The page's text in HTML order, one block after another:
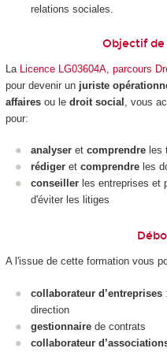
relations sociales.
Objectif
La Licence LG03604A, parcours
pour devenir un juriste
affaires ou le droit social
, vous
pour:
analyser et comprendre les
rédiger et comprendre les
conseiller les entreprises et
d'éviter les litiges
A l'issue de cette formation vous
collaborateur d’entreprises
direction
gestionnaire de contrats
collaborateur